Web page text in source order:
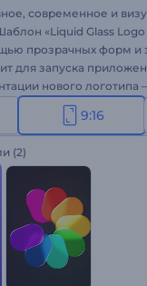
современное и
«Liquid Glass Logo
прозрачных форм и
для запуска
нового логотипа
и технологичным.
добавьте слоган и
прямо сейчас!
9:16
(2)